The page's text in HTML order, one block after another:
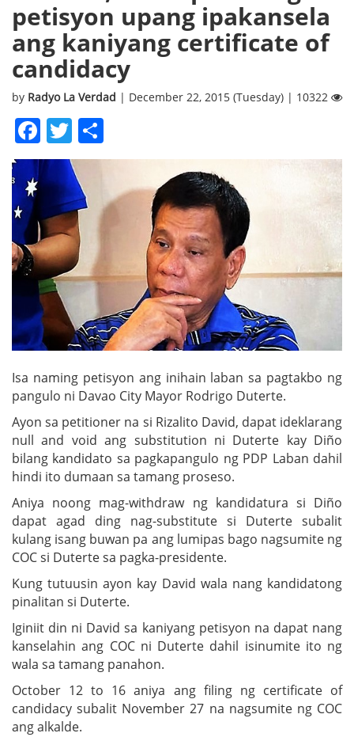
petisyon upang ipakansela
ang kaniyang certificate of
candidacy
by Radyo La Verdad | December 22, 2015 (Tuesday) | 10322
Facebook
Twitter
Isa naming petisyon ang inihain laban sa pagtakbo ng
pangulo ni Davao City Mayor Rodrigo Duterte.
Ayon sa petitioner na si Rizalito David, dapat ideklarang
null and void ang substitution ni Duterte kay Diño
bilang kandidato sa pagkapangulo ng PDP Laban dahil
hindi ito dumaan sa tamang proseso.
Aniya noong mag-withdraw ng kandidatura si Diño
dapat agad ding nag-substitute si Duterte subalit
kulang isang buwan pa ang lumipas bago nagsumite ng
COC si Duterte sa pagka-presidente.
Kung tutuusin ayon kay David wala nang kandidatong
pinalitan si Duterte.
Iginiit din ni David sa kaniyang petisyon na dapat nang
kanselahin ang COC ni Duterte dahil isinumite ito ng
wala sa tamang panahon.
October 12 to 16 aniya ang filing ng certificate of
candidacy subalit November 27 na nagsumite ng COC
ang alkalde.